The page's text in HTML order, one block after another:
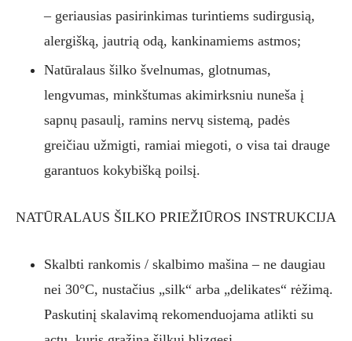
– geriausias pasirinkimas turintiems sudirgusią,
alergišką, jautrią odą, kankinamiems astmos;
Natūralaus šilko švelnumas, glotnumas,
lengvumas, minkštumas akimirksniu nuneša į
sapnų pasaulį, ramins nervų sistemą, padės
greičiau užmigti, ramiai miegoti, o visa tai drauge
garantuos kokybišką poilsį.
NATŪRALAUS ŠILKO PRIEŽIŪROS INSTRUKCIJA
Skalbti rankomis / skalbimo mašina – ne daugiau
nei 30°C, nustačius „silk“ arba „delikates“ rėžimą.
Paskutinį skalavimą rekomenduojama atlikti su